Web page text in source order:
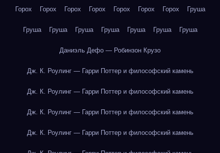
Горох Горох Горох Горох Горох Горох Горох Груша
Груша Груша Груша Груша Груша Груша Груша
Даниэль Дефо — Робинзон Крузо
Дж. К. Роулинг — Гарри Поттер и философский камень
Дж. К. Роулинг — Гарри Поттер и философский камень
Дж. К. Роулинг — Гарри Поттер и философский камень
Дж. К. Роулинг — Гарри Поттер и философский камень